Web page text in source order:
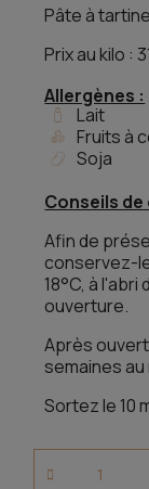
Pâte à
Prix au kilo :
Allergènes :
Lait
Fruits à
Soja
Conseils
Afin de
conservez-
18°C, à
ouverture.
Après
semaines
Sortez le 10